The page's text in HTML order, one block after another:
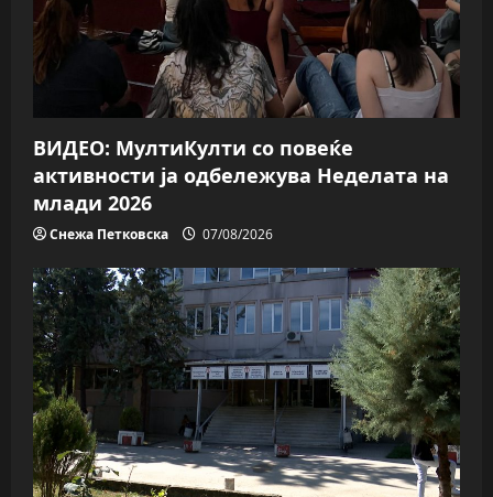
ВИДЕО: МултиКулти со повеќе
активности ја одбележува Неделата на
млади 2026
Снежа Петковска 07/08/2026